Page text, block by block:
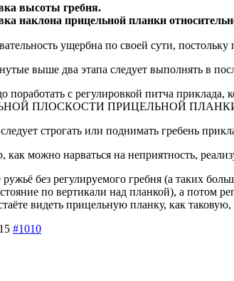
высоты гребня.
наклона прицельной планки
ущербна по своей сути,
выше два этапа следует выполнять в
поработать с регулировкой питча
ПЛОСКОСТИ ПРИЦЕЛЬНОЙ
строгать или поднимать гребень
как можно нарваться на неприятность,
без регулируемого гребня (а таких
по вертикали над планкой), а потом
видеть прицельную планку, как
#1010